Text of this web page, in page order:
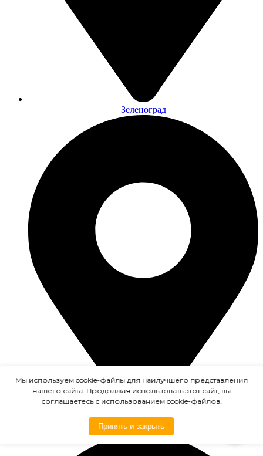
Зеленоград
Ногинск
Мы используем cookie-файлы для наилучшего представления
нашего сайта. Продолжая использовать этот сайт, вы
соглашаетесь с использованием cookie-файлов.
Принять и закрыть